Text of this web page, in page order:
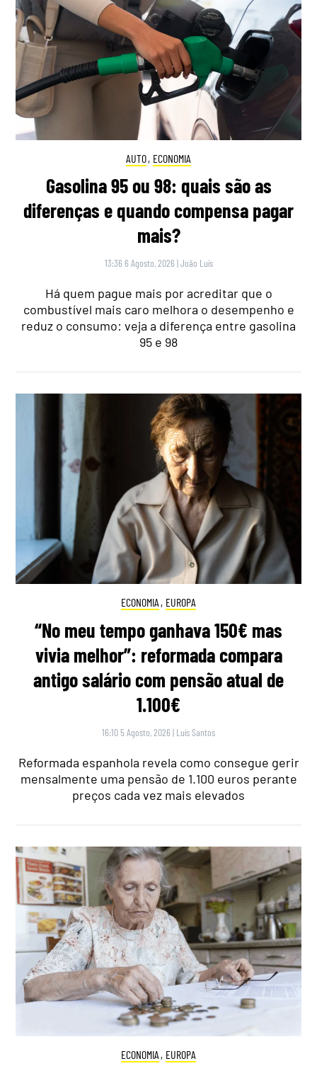
AUTO, ECONOMIA
Gasolina 95 ou 98: quais são as
diferenças e quando compensa pagar
mais?
13:36 6 Agosto, 2026 |João Luís
Há quem pague mais por acreditar que o
combustível mais caro melhora o desempenho e
reduz o consumo: veja a diferença entre gasolina
95 e 98
ECONOMIA , EUROPA
“No meu tempo ganhava 150€ mas
vivia melhor”: reformada compara
antigo salário com pensão atual de
1.100€
16:10 5 Agosto, 2026 | Luís Santos
Reformada espanhola revela como consegue gerir
mensalmente uma pensão de 1.100 euros perante
preços cada vez mais elevados
ECONOMIA , EUROPA